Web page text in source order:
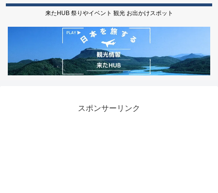
来たHUB 祭りやイベント 観光 お出かけスポット
スポンサーリンク